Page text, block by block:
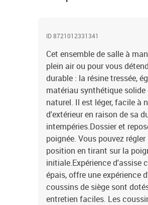
ID 8721012331341
Cet ensemble de salle à
plein air ou pour vous
durable : la résine tressée,
matériau synthétique
naturel. Il est léger, facile à
d'extérieur en raison de sa
intempéries.Dossier et
poignée. Vous pouvez
position en tirant sur la
initiale.Expérience d'assise
épais, offre une expérience
coussins de siège sont
entretien faciles. Les